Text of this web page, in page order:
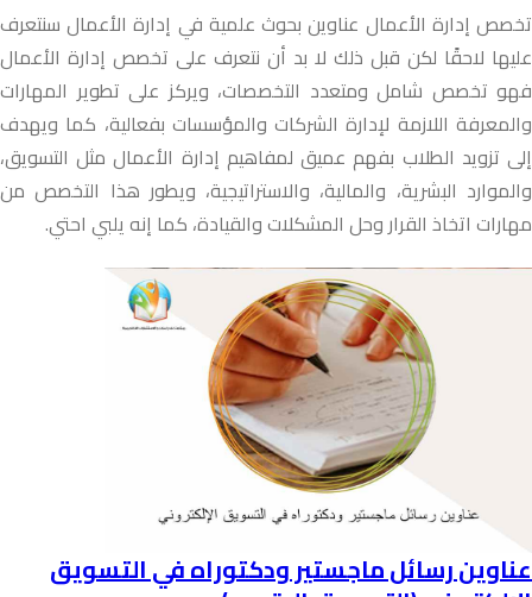
تخصص إدارة الأعمال عناوين بحوث علمية في إدارة الأعمال سنتعرف
عليها لاحقًا لكن قبل ذلك لا بد أن نتعرف على تخصص إدارة الأعمال
فهو تخصص شامل ومتعدد التخصصات، ويركز على تطوير المهارات
والمعرفة اللازمة لإدارة الشركات والمؤسسات بفعالية، كما ويهدف
إلى تزويد الطلاب بفهم عميق لمفاهيم إدارة الأعمال مثل التسويق،
والموارد البشرية، والمالية، والاستراتيجية، ويطور هذا التخصص من
مهارات اتخاذ القرار وحل المشكلات والقيادة، كما إنه يلبي احتي.
عناوين رسائل ماجستير ودكتوراه في التسويق